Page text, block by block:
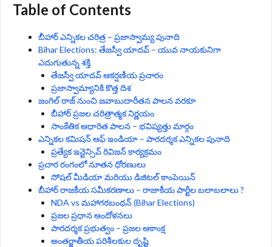
Table of Contents
బీహార్ ఎన్నికల చరిత్ర – ప్రజాస్వామ్య పునాది
Bihar Elections: తేజస్వీ యాదవ్ – యువ నాయకునిగా
ఎదుగుతున్న శక్తి
తేజస్వీ యాదవ్ ఆకర్షణీయ ప్రచారం
ప్రజాస్వామ్యానికి కొత్త దిశ
జంగిల్ రాజ్ నుంచి జవాబుదారీతన పాలన వరకూ
బీహార్ ప్రజల చరిత్రాత్మక నిర్ణయం
సాంకేతిక ఆధారిత పాలన – భవిష్యత్తు మార్గం
ఎన్నికల కమిషన్ ఆఫ్ ఇండియా – పారదర్శక ఎన్నికల పునాది
ప్రత్యేక ఇన్టెన్సివ్ రివిజన్ కార్యక్రమం
ప్రచార రంగంలో నూతన ధోరణులు
సోషల్ మీడియా మరియు డిజిటల్ కాంపెయిన్
బీహార్ రాజకీయ సమీకరణాలు – రాజాకీయ పార్టీల బలాబలాలు ?
NDA vs మహాగఠబంధన్ (Bihar Elections)
ప్రజల ప్రధాన ఆందోళనలు
పారదర్శక ప్రభుత్వం – ప్రజల ఆకాంక్ష
అంతర్జాతీయ పరిశీలకుల దృష్టి